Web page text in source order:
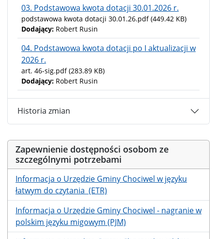
Zapewnienie dostępności osobom ze
szczególnymi potrzebami
Informacja o Urzędzie Gminy Chociwel w języku
łatwym do czytania (ETR)
Informacja o Urzędzie Gminy Chociwel - nagranie w
polskim języku migowym (PJM)
03. Podstawowa kwota dotacji 30.01.2026 r.
podstawowa kwota dotacji 30.01.26.pdf (449.42 KB)
Dodający: Robert Rusin
04. Podstawowa kwota dotacji po I aktualizacji w
2026 r.
art. 46-sig.pdf (283.89 KB)
Dodający: Robert Rusin
Historia zmian